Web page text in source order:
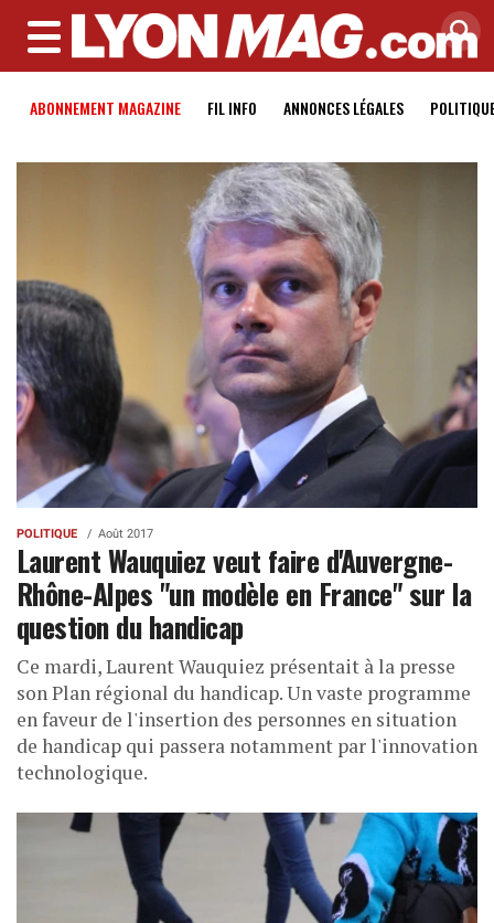
MENU
ABONNEMENT MAGAZINE FIL INFO ANNONCES LÉGALES
POLITIQUE Août 2017
Laurent Wauquiez veut faire d'Auvergne-
Rhône-Alpes "un modèle en France" sur la
question du handicap
Ce mardi, Laurent Wauquiez présentait à la presse
son Plan régional du handicap. Un vaste programme
en faveur de l'insertion des personnes en situation
de handicap qui passera notamment par l'innovation
technologique.